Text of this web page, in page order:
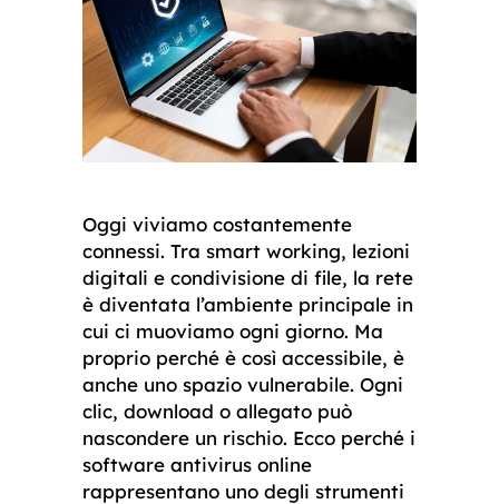
Oggi viviamo costantemente
connessi. Tra smart working, lezioni
digitali e condivisione di file, la rete
è diventata l’ambiente principale in
cui ci muoviamo ogni giorno. Ma
proprio perché è così accessibile, è
anche uno spazio vulnerabile. Ogni
clic, download o allegato può
nascondere un rischio. Ecco perché i
software antivirus online
rappresentano uno degli strumenti